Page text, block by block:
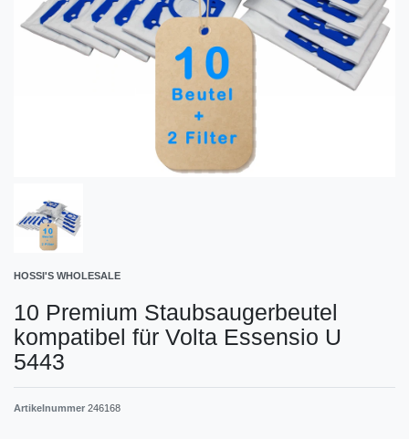
HOSSI'S WHOLESALE
10 Premium Staubsaugerbeutel
kompatibel für Volta Essensio U
5443
Artikelnummer 246168